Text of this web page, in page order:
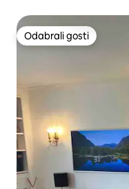
Odabrali gosti
Odabrali gosti